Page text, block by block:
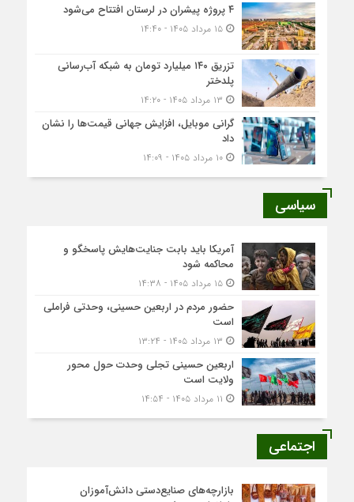
۴ پروژه پیشران در لرستان افتتاح می‌شود
۱۵ مرداد ۱۴۰۵ - ۱۴:۴۰
تزریق ۱۴۰ میلیارد تومان به شبکه آب‌رسانی
پلدختر
گرانی موبایل، افزایش جهانی قیمت‌ها را نشان
داد
۱۰ مرداد ۱۴۰۵ - ۱۴:۰۹
سیاسی
آمریکا باید بابت جنایت‌هایش پاسخگو و
محاکمه شود
۱۵ مرداد ۱۴۰۵ - ۱۴:۳۸
حضور مردم در اربعین حسینی، وحدتی فراملی
است
اربعین حسینی تجلی وحدت حول محور
ولایت است
اجتماعی
بازارچه‌های صنایع‌دستی دانش‌آموزان